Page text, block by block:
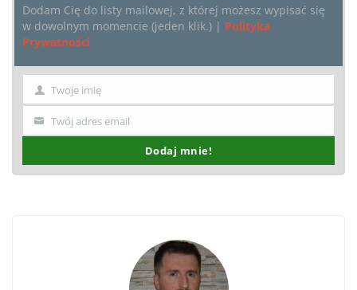
Dodam Cię do listy mailowej, z której możesz wypisać się
w dowolnym momencie (jeden klik.) | Polityka
Prywatności
Imię Twoje imię
Twój Twój adres email
Dodaj mnie!